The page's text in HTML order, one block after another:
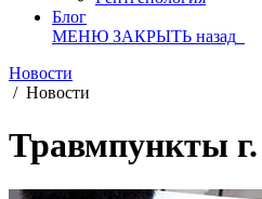
Блог
МЕНЮ ЗАКРЫТЬ назад
Новости
/ Новости
Травмпункты